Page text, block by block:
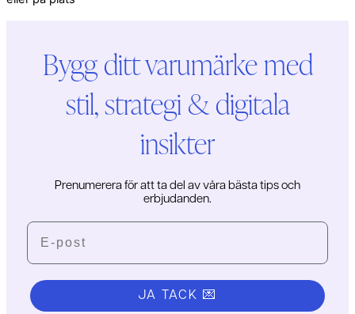
Bygg ditt varumärke med
stil, strategi & digitala
insikter
Prenumerera för att ta del av våra bästa tips och
erbjudanden.
E-post
JA TACK 💌